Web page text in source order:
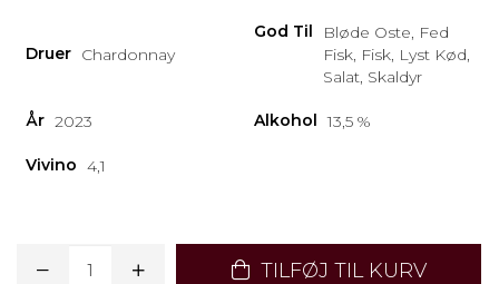
Druer Chardonnay
God Til
Bløde Oste, Fed
Fisk, Fisk, Lyst Kød,
Salat, Skaldyr
År 2023 Alkohol 13,5 %
Vivino 4,1
TILFØJ TIL KURV